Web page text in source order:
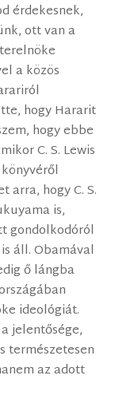
érdekesnek,
ott van a
a közös
hogy Hararit
hogy ebbe
C. S. Lewis
hogy C. S.
is,
gondolkodóról
áll. Obamával
ő lángba
ideológiát.
jelentősége,
természetesen
az adott